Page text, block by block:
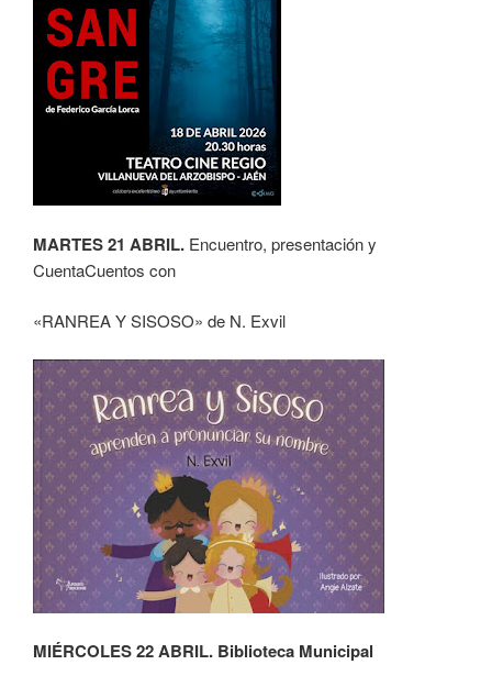
MARTES 21 ABRIL. Encuentro, presentación y
CuentaCuentos con
«RANREA Y SISOSO» de N. Exvil
MIÉRCOLES 22 ABRIL. Biblioteca Municipal